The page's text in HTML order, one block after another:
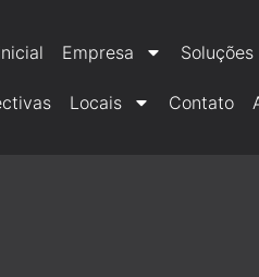
Empresa Soluções
Locais Contato